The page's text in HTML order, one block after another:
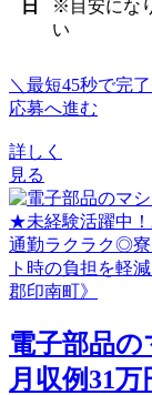
日
※目安にな
い
＼最短45秒で完
応募へ進む
詳しく
見る
電子部品の
月収例31